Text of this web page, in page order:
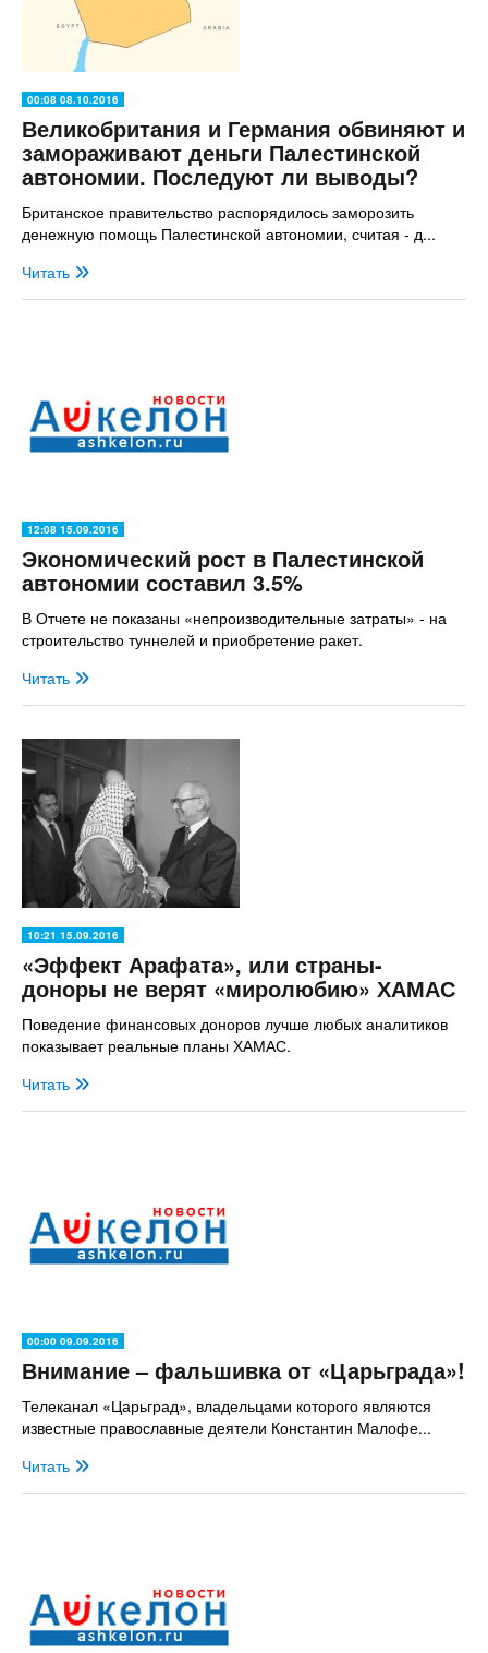
00:08 08.10.2016
Великобритания и Германия обвиняют и
замораживают деньги Палестинской
автономии. Последуют ли выводы?
Британское правительство распорядилось заморозить
денежную помощь Палестинской автономии, считая - д...
Читать
12:08 15.09.2016
Экономический рост в Палестинской
автономии составил 3.5%
В Отчете не показаны «непроизводительные затраты» - на
строительство туннелей и приобретение ракет.
Читать
10:21 15.09.2016
«Эффект Арафата», или страны-
доноры не верят «миролюбию» ХАМАС
Поведение финансовых доноров лучше любых аналитиков
показывает реальные планы ХАМАС.
Читать
00:00 09.09.2016
Внимание – фальшивка от «Царьграда»!
Телеканал «Царьград», владельцами которого являются
известные православные деятели Константин Малофе...
Читать